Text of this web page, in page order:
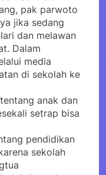
pak parwoto
jika sedang
dan melawan
Dalam
media
di sekolah ke
anak dan
setrap bisa
pendidikan
sekolah